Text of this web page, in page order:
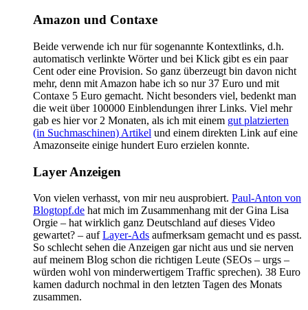
Amazon und Contaxe
Beide verwende ich nur für sogenannte Kontextlinks, d.h.
automatisch verlinkte Wörter und bei Klick gibt es ein paar
Cent oder eine Provision. So ganz überzeugt bin davon nicht
mehr, denn mit Amazon habe ich so nur 37 Euro und mit
Contaxe 5 Euro gemacht. Nicht besonders viel, bedenkt man
die weit über 100000 Einblendungen ihrer Links. Viel mehr
gab es hier vor 2 Monaten, als ich mit einem gut platzierten
(in Suchmaschinen) Artikel und einem direkten Link auf eine
Amazonseite einige hundert Euro erzielen konnte.
Layer Anzeigen
Von vielen verhasst, von mir neu ausprobiert. Paul-Anton von
Blogtopf.de hat mich im Zusammenhang mit der Gina Lisa
Orgie – hat wirklich ganz Deutschland auf dieses Video
gewartet? – aufLayer-Ads aufmerksam gemacht und es passt.
So schlecht sehen die Anzeigen gar nicht aus und sie nerven
auf meinem Blog schon die richtigen Leute (SEOs – urgs –
würden wohl von minderwertigem Traffic sprechen). 38 Euro
kamen dadurch nochmal in den letzten Tagen des Monats
zusammen.